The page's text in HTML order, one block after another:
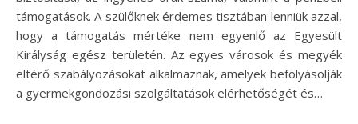
támogatások. A szülőknek érdemes tisztában lenniük azzal,
hogy a támogatás mértéke nem egyenlő az Egyesült
Királyság egész területén. Az egyes városok és megyék
eltérő szabályozásokat alkalmaznak, amelyek befolyásolják
a gyermekgondozási szolgáltatások elérhetőségét és…